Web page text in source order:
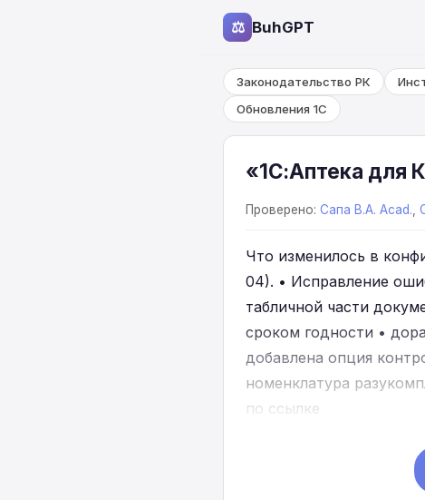
⚖ BuhGPT
Законодательство РК
Обновления 1С
«1С:Аптека для
Проверено: Сапа В.А. Acad.
Что изменилось в
04). • Исправление
табличной части
сроком годности •
добавлена опция
номенклатура
по ссылке